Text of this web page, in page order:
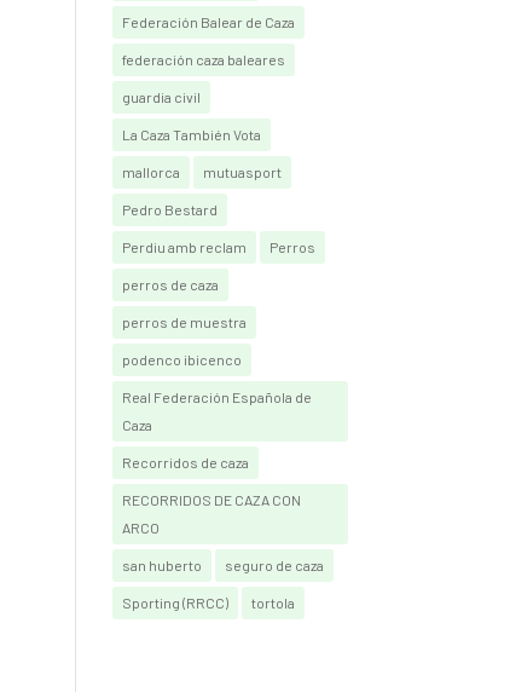
Federación Balear de Caza
federación caza baleares
guardia civil
La Caza También Vota
mallorca mutuasport
Pedro Bestard
Perdiu amb reclam Perros
perros de caza
perros de muestra
podenco ibicenco
Real Federación Española de
Caza
Recorridos de caza
RECORRIDOS DE CAZA CON
ARCO
san huberto seguro de caza
Sporting (RRCC) tortola